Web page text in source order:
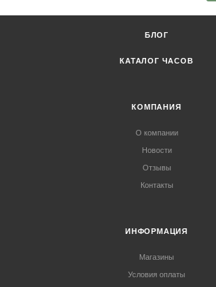
БЛОГ
КАТАЛОГ ЧАСОВ
КОМПАНИЯ
О компании
Новости
Отзывы
Контакты
ИНФОРМАЦИЯ
Магазины
Условия оплаты